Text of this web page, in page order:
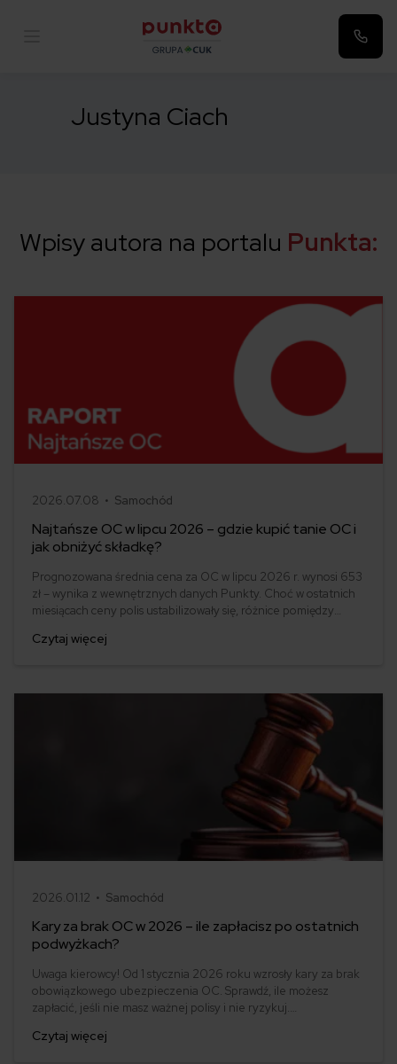
Justyna Ciach
Wpisy autora na portalu Punkta:
2026.07.08 • Samochód
Najtańsze OC w lipcu 2026 – gdzie kupić tanie OC i
jak obniżyć składkę?
Prognozowana średnia cena za OC w lipcu 2026 r. wynosi 653
zł – wynika z wewnętrznych danych Punkty. Choć w ostatnich
miesiącach ceny polis ustabilizowały się, różnice pomiędzy
nieco ponad 500 zł, inni – więcej niż 1500 zł. Gdzie znaleźć
z rynku.
Czytaj więcej
2026.01.12 • Samochód
Kary za brak OC w 2026 – ile zapłacisz po ostatnich
podwyżkach?
Uwaga kierowcy! Od 1 stycznia 2026 roku wzrosły kary za brak
obowiązkowego ubezpieczenia OC. Sprawdź, ile możesz
zapłacić, jeśli nie masz ważnej polisy i nie ryzykuj.
Ciebie i innych uczestników ruchu drogowego.
Czytaj więcej